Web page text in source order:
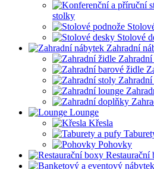
stolky
Stolové
Zahradní
Lounge
Křesla
Pohovky
Restaurační